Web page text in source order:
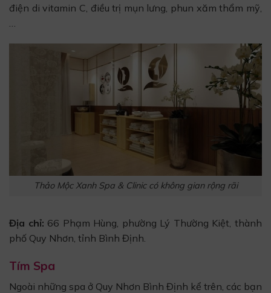
điện di vitamin C, điều trị mụn lưng, phun xăm thẩm mỹ,
…
Thảo Mộc Xanh Spa & Clinic có không gian rộng rãi
Địa chỉ: 66 Phạm Hùng, phường Lý Thường Kiệt, thành
phố Quy Nhơn, tỉnh Bình Định.
Tím Spa
Ngoài những spa ở Quy Nhơn Bình Định kể trên, các bạn